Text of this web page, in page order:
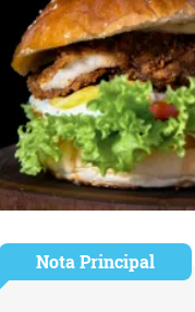
Nota Principal